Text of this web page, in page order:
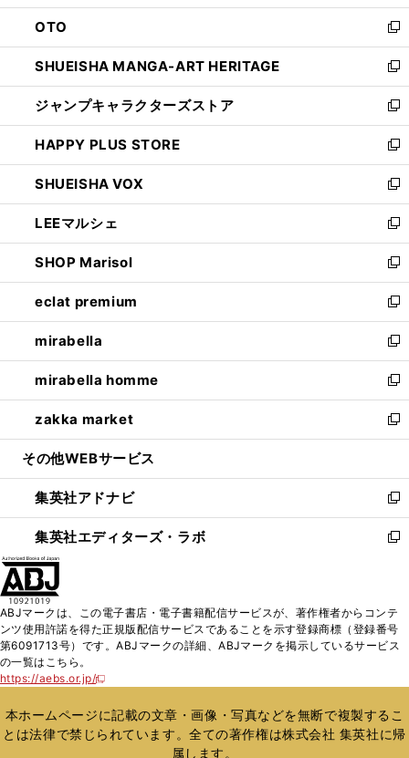
ウ
で
開
く
ン
ド
ウ
で
開
く
OTO
新
し
い
ウ
ィ
ン
ド
ウ
で
開
く
SHUEISHA MANGA-ART HERITAGE
新
し
い
ウ
ィ
ン
ド
ウ
で
開
く
ジャンプキャラクターズストア
新
し
い
ウ
ィ
ン
ド
ウ
で
開
く
HAPPY PLUS STORE
新
し
い
ウ
ィ
ン
ド
ウ
で
開
く
SHUEISHA VOX
新
し
い
ウ
ィ
ン
ド
ウ
で
開
く
LEEマルシェ
新
し
い
ウ
ィ
ン
ド
ウ
で
開
く
SHOP Marisol
新
し
い
ウ
ィ
ン
ド
ウ
で
開
eclat premium
新
し
い
ウ
ィ
ン
ド
ウ
開
く
mirabella
新
し
い
ウ
ィ
ン
ウ
で
開
く
mirabella homme
新
し
い
ウ
ン
ド
ウ
で
zakka market
新
し
ウ
ィ
ン
ド
く
その他WEBサービス
集英社アドナビ
新
し
い
ド
ウ
で
集英社エディターズ・ラボ
新
ィ
ン
ド
開
く
ABJマークは、この電子書店・電子書籍配信サービスが、著作権者からコンテ
ンツ使用許諾を得た正規版配信サービスであることを示す登録商標（登録番号
第6091713号）です。ABJマークの詳細、ABJマークを掲示しているサービス
の一覧はこちら。
https://aebs.or.jp/
新
い
ウ
ィ
本ホームページに記載の文章・画像・写真などを無断で複製するこ
とは法律で禁じられています。全ての著作権は株式会社 集英社に帰
属します。